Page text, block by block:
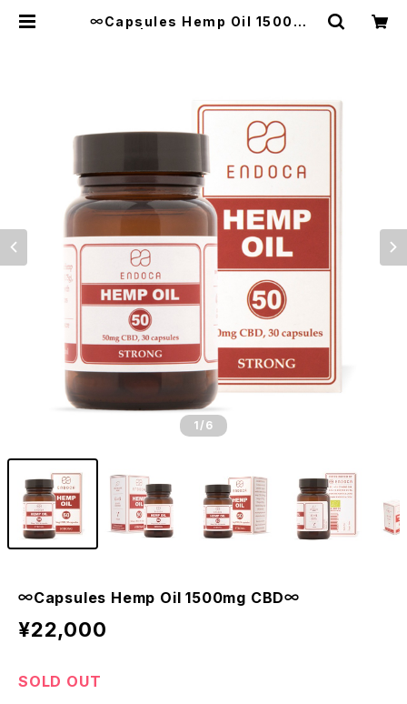
∞Capsules Hemp Oil 1500mg
1 /6
∞Capsules Hemp Oil 1500mg CBD∞
¥22,000
SOLD OUT